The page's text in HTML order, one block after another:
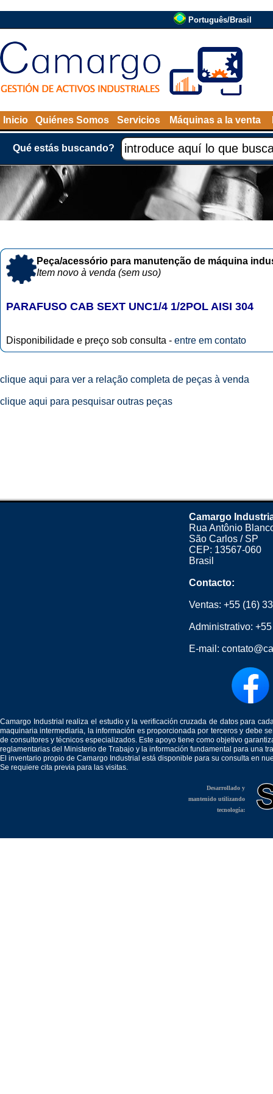
Português/Brasil
Inicio Quiénes Somos Servicios Máquinas a la venta
Qué estás buscando?
Peça/acessório para manutenção de máquina
Item novo à venda (sem uso)
PARAFUSO CAB SEXT UNC1/4 1/2POL AISI 304
Disponibilidade e preço sob consulta - entre em contato
clique aqui para ver a relação completa de peças à venda
clique aqui para pesquisar outras peças
Camargo
Rua Antônio
São Carlos / SP
CEP: 13567-060
Brasil
Contacto:
Ventas: +55 (16)
Administrativo:
E-mail:
Camargo Industrial realiza el estudio y la verificación cruzada de datos para
maquinaria intermediaria, la información es proporcionada por terceros y debe
de consultores y técnicos especializados. Este apoyo tiene como objetivo
reglamentarias del Ministerio de Trabajo y la información fundamental para una
El inventario propio de Camargo Industrial está disponible para su consulta en
Se requiere cita previa para las visitas.
Desarrollado y
mantenido utilizando
tecnología: